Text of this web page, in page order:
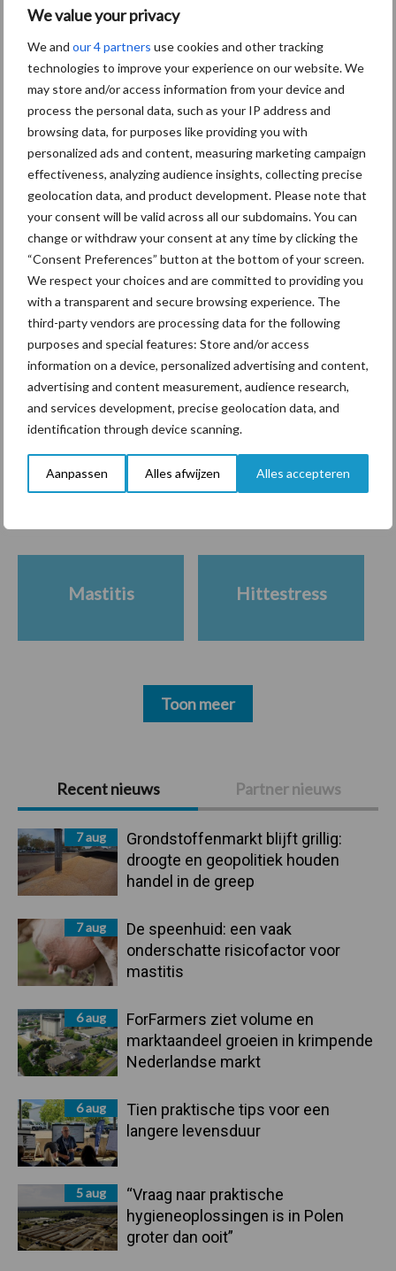
We value your privacy
We and our 4 partners use cookies and other tracking
technologies to improve your experience on our website. We
may store and/or access information from your device and
process the personal data, such as your IP address and
browsing data, for purposes like providing you with
personalized ads and content, measuring marketing campaign
effectiveness, analyzing audience insights, collecting precise
geolocation data, and product development. Please note that
your consent will be valid across all our subdomains. You can
change or withdraw your consent at any time by clicking the
“Consent Preferences” button at the bottom of your screen.
We respect your choices and are committed to providing you
with a transparent and secure browsing experience. The
third-party vendors are processing data for the following
purposes and special features: Store and/or access
information on a device, personalized advertising and content,
advertising and content measurement, audience research,
and services development, precise geolocation data, and
identification through device scanning.
Aanpassen Alles afwijzen Alles accepteren
Primaire
Sidebar
Recent nieuws Partner nieuws
7 aug
Grondstoffenmarkt blijft grillig:
droogte en geopolitiek houden
handel in de greep
7 aug
De speenhuid: een vaak
onderschatte risicofactor voor
mastitis
6 aug
ForFarmers ziet volume en
marktaandeel groeien in krimpende
Nederlandse markt
6 aug
Tien praktische tips voor een
langere levensduur
5 aug
“Vraag naar praktische
hygieneoplossingen is in Polen
groter dan ooit”
Aanbevolen voor jou!
Grondstoffenmarkt blijft
grillig: droogte en
geopolitiek houden handel
in de greep
De speenhuid: een vaak
onderschatte risicofactor
voor mastitis
ForFarmers ziet volume en
marktaandeel groeien in
krimpende Nederlandse
Themapagina's
Diergezondheid Bemesting Fokkerij
Mastitis Hittestress
Toon meer